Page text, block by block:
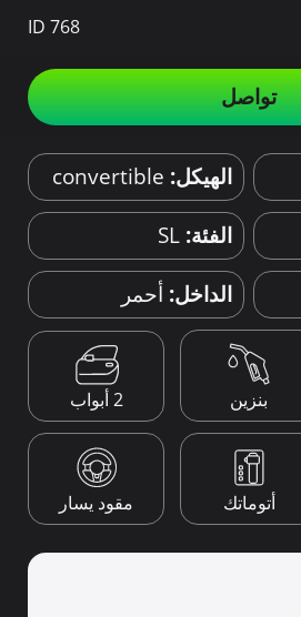
ID 768
تواصل
الهيكل: convertible
الفئة: SL
الداخل: أحمر
بنزين 2 أبواب
أتوماتك مقود يسار